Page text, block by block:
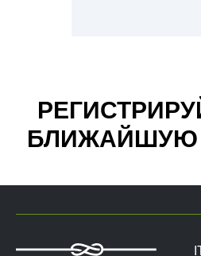
БЛИЖАЙШУЮ